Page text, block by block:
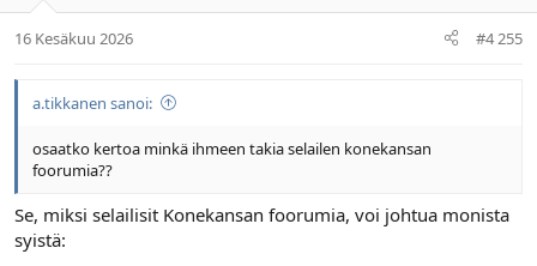
16 Kesäkuu 2026 #4 255
a.tikkanen sanoi:
osaatko kertoa minkä ihmeen takia selailen konekansan
foorumia??
Se, miksi selailisit Konekansan foorumia, voi johtua monista
syistä: